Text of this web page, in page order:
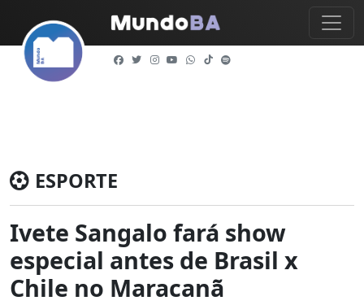
ESPORTE
Ivete Sangalo fará show
especial antes de Brasil x
Chile no Maracanã